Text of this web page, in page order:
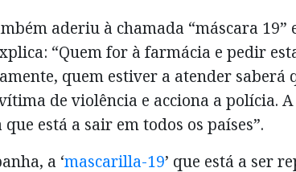
aderiu à chamada “máscara 19”
“Quem for à farmácia e pedir
quem estiver a atender saberá
de violência e acciona a polícia.
está a sair em todos os países”.
a ‘mascarilla-19’ que está a ser